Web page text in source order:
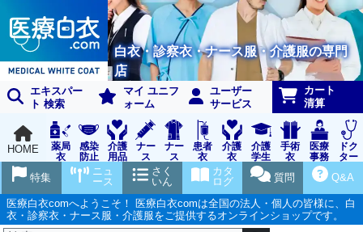
白衣・診察衣・ナース服・介護服の専門
店
エキスパー
ト 検索
マイ ユニフ
ォーム
ユーザー
サービス
カート
清算
HOME
薬局
衣
感染
防止
用品
介護
用品
ナー
ス
グッ
ズ
ナー
ス
ウェ
ア
患者
衣
介護
衣
介護
学生
実習
衣
手術
衣
医療
事務
受付
ドク
ター
ア
Q&A
質問
カタ
ログ
さく
いん
ニュ
ース
特集
医療白衣comへようこそ！ 医療白衣comは全国の法人・個人の皆様に、白
衣・診察衣・ナース服・介護服をご提供するオンラインショップです。